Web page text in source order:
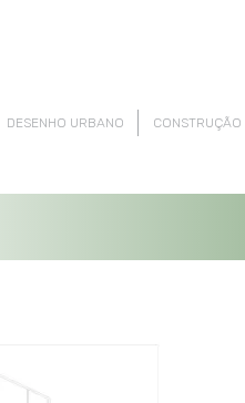
DESENHO URBANO CONSTRUÇÃO